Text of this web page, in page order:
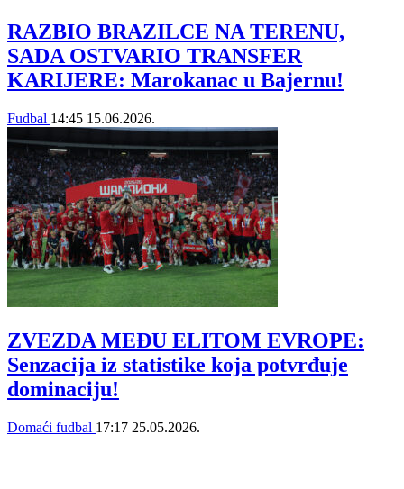
RAZBIO BRAZILCE NA TERENU,
SADA OSTVARIO TRANSFER
KARIJERE: Marokanac u Bajernu!
Fudbal 14:45 15.06.2026.
ZVEZDA MEĐU ELITOM EVROPE:
Senzacija iz statistike koja potvrđuje
dominaciju!
Domaći fudbal 17:17 25.05.2026.